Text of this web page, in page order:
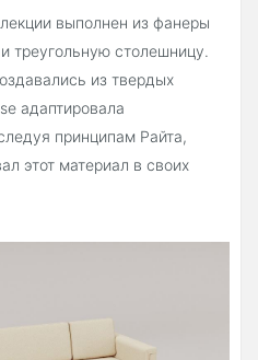
выполнен из фанеры
треугольную столешницу.
из твердых
адаптировала
принципам Райта,
этот материал в своих